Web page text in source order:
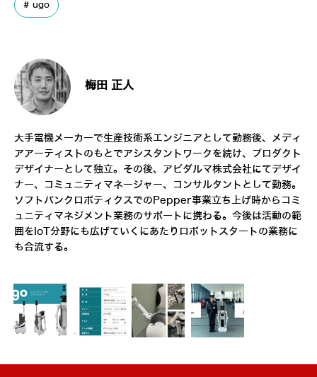
ugo
梅田 正人
大手電機メーカーで生産技術系エンジニアとして勤務後、メディ
アアーティストのもとでアシスタントワークを続け、プロダクト
デザイナーとして独立。その後、アビダルマ株式会社にてデザイ
ナー、コミュニティマネージャー、コンサルタントとして勤務。
ソフトバンクロボティクスでのPepper事業立ち上げ時からコミ
ュニティマネジメント業務のサポートに携わる。今後は活動の範
囲をIoT分野にも広げていくにあたりロボットスタートの業務に
も合流する。